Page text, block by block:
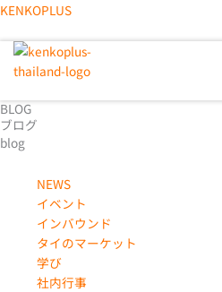
内
ッ
プ
KENKOPLUS
ニ
ュ
ー
BLOG
ブログ
blog
NEWS
イベント
インバウンド
タイのマーケット
学び
社内行事